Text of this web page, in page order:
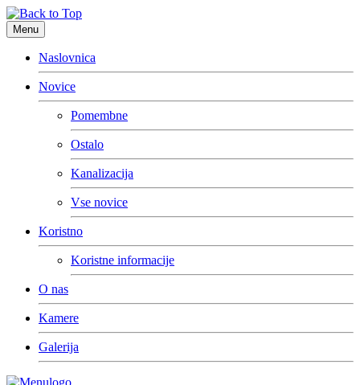
Menu
Naslovnica
Novice
Pomembne
Ostalo
Kanalizacija
Vse novice
Koristno
Koristne informacije
O nas
Kamere
Galerija